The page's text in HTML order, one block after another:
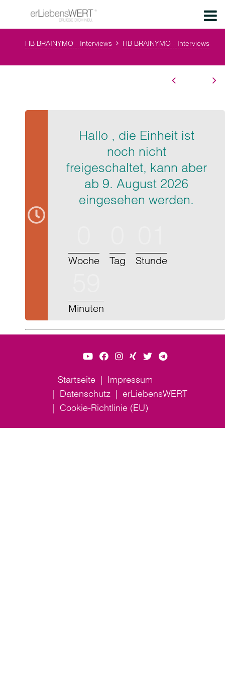
HB BRAINYMO - Interviews HB BRAINYMO - Interviews
Hallo , die Einheit ist
noch nicht
freigeschaltet, kann aber
ab 9. August 2026
eingesehen werden.
Woche Tag Stunde
Minuten
Startseite
Impressum
Datenschutz
erLiebensWERT
Cookie-Richtlinie (EU)